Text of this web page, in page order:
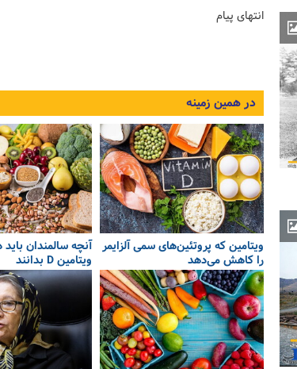
انتهای پیام
در همین زمینه
ویتامین که پروتئین‌های سمی آلزایمر
را کاهش می‌دهد
آنچه سالمندان
ویتامین D بدانند